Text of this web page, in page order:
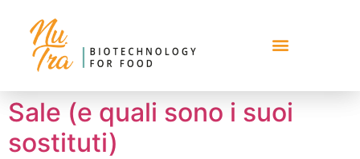
Sale (e quali sono i suoi
sostituti)